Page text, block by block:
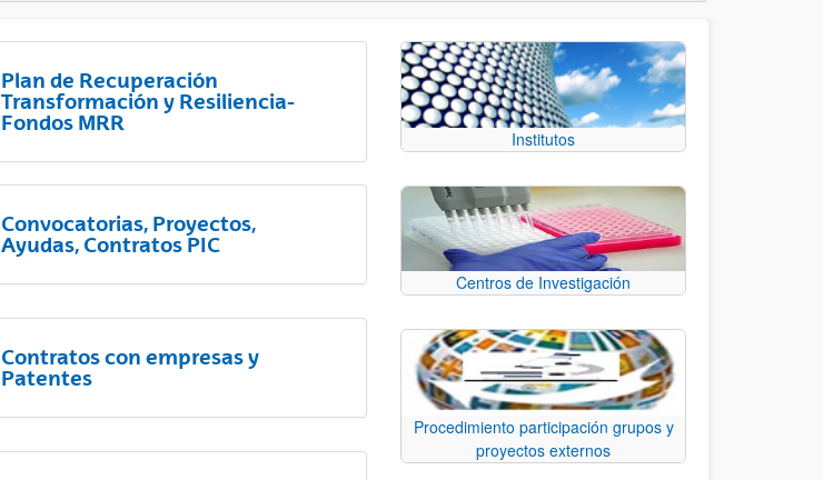
Plan de Recuperación
Transformación y Resiliencia-
Fondos MRR
Convocatorias, Proyectos,
Ayudas, Contratos PIC
Contratos con empresas y
Patentes
Institutos
Centros de Investigación
Procedimiento participación grupos y
proyectos externos